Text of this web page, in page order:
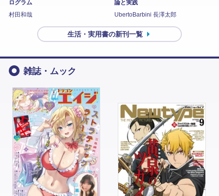
ログラム
村田和哉
論と実践
UbertoBarbini 長澤太郎
生活・実用書の新刊一覧
雑誌・ムック